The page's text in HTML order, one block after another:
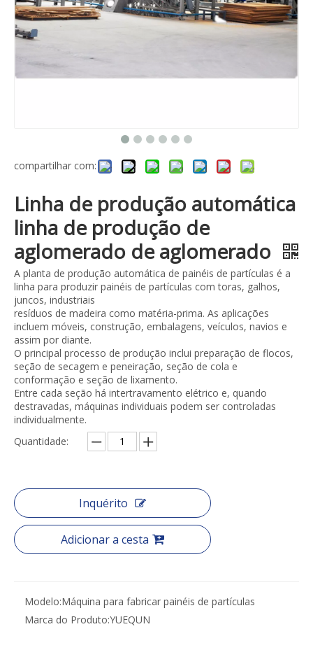
compartilhar com:
Linha de produção automática
linha de produção de
aglomerado de aglomerado
A planta de produção automática de painéis de partículas é a
linha para produzir painéis de partículas com toras, galhos,
juncos, industriais
resíduos de madeira como matéria-prima. As aplicações
incluem móveis, construção, embalagens, veículos, navios e
assim por diante.
O principal processo de produção inclui preparação de flocos,
seção de secagem e peneiração, seção de cola e
conformação e seção de lixamento.
Entre cada seção há intertravamento elétrico e, quando
destravadas, máquinas individuais podem ser controladas
individualmente.
Quantidade:
Inquérito
Adicionar a cesta
Modelo:Máquina para fabricar painéis de partículas
Marca do Produto:YUEQUN